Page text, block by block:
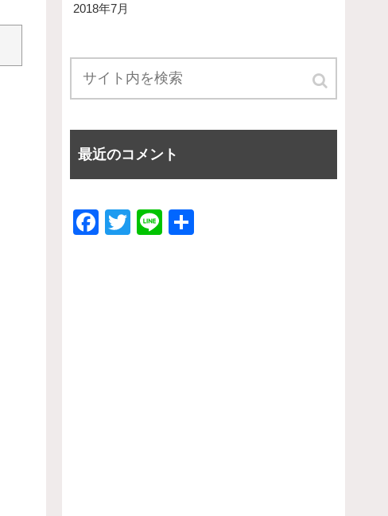
2018年7月
最近のコメント
F
T
Li